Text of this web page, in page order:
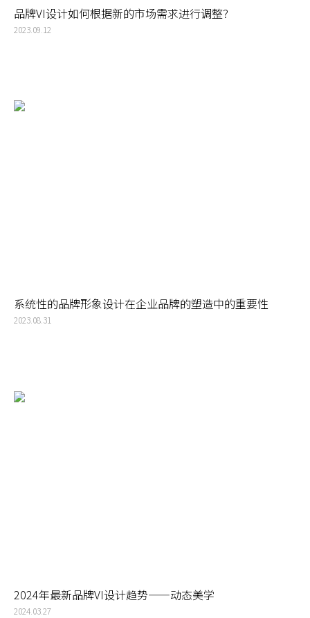
品牌VI设计如何根据新的市场需求进行调整？
2023.09.12
系统性的品牌形象设计在企业品牌的塑造中的重要性
2023.08.31
2024年最新品牌VI设计趋势——动态美学
2024.03.27